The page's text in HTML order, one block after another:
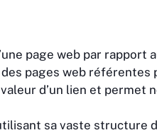
page web par rapport
pages web
d’un lien et permet
sa vaste structure